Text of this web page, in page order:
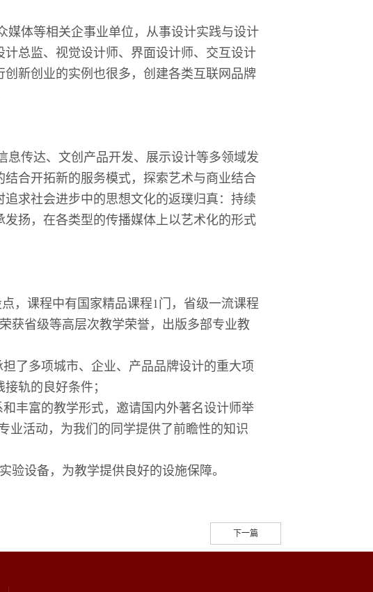
媒体等相关企事业单位，从事设计实践与设计
总监、视觉设计师、界面设计师、交互设计
新创业的实例也很多，创建各类互联网品牌
息传达、文创产品开发、展示设计等多领域发
合开拓新的服务模式，探索艺术与商业结合
求社会进步中的思想文化的返璞归真：持续
扬，在各类型的传播媒体上以艺术化的形式
，课程中有国家精品课程1门，省级一流课程
获省级等高层次教学荣誉，出版多部专业教
了多项城市、企业、产品品牌设计的重大项
轨的良好条件；
丰富的教学形式，邀请国内外著名设计师举
业活动，为我们的同学提供了前瞻性的知识
设备，为教学提供良好的设施保障。
下一篇